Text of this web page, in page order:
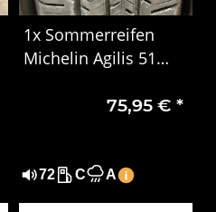
1x Sommerreifen
Michelin Agilis 51
106/104T 6PR DOT
75,95 €*
72 C A